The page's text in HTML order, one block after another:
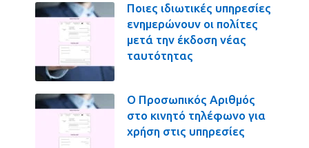
Ποιες ιδιωτικές υπηρεσίες
ενημερώνουν οι πολίτες
μετά την έκδοση νέας
ταυτότητας
Ο Προσωπικός Αριθμός
στο κινητό τηλέφωνο για
χρήση στις υπηρεσίες